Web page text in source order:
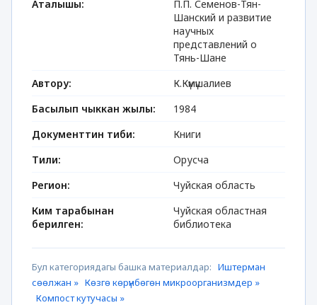
Аталышы:
П.П. Семенов-Тян-
Шанский и развитие
научных
представлений о
Тянь-Шане
Автору:
К.Күмүшалиев
Басылып чыккан жылы:
1984
Документтин тиби:
Книги
Тили:
Орусча
Регион:
Чуйская область
Ким тарабынан
берилген:
Чуйская областная
библиотека
Бул категориядагы башка материалдар: Иштерман
сөөлжан » Көзгө көрүнбөгөн микроорганизмдер »
Компост кутучасы »